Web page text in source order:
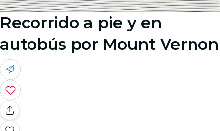
Recorrido a pie y en
autobús por Mount Vernon